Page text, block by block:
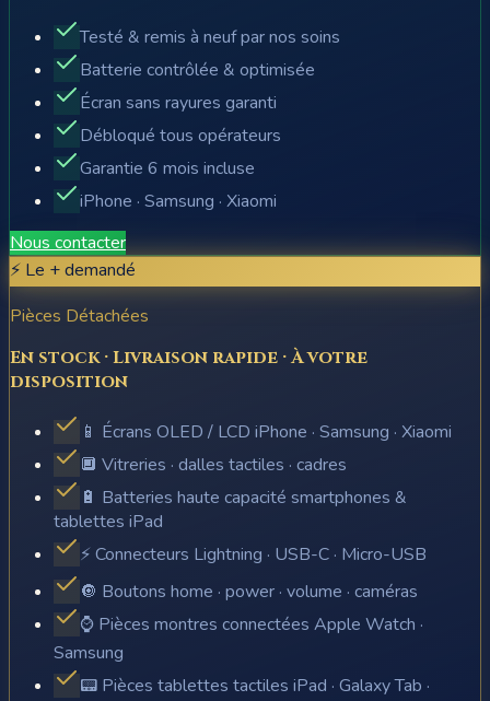
Testé & remis à neuf par nos soins
Batterie contrôlée & optimisée
Écran sans rayures garanti
Débloqué tous opérateurs
Garantie 6 mois incluse
iPhone · Samsung · Xiaomi
Nous contacter
⚡ Le + demandé
Pièces Détachées
En stock · Livraison rapide · À votre
disposition
📱 Écrans OLED / LCD iPhone · Samsung · Xiaomi
🔲 Vitreries · dalles tactiles · cadres
🔋 Batteries haute capacité smartphones &
tablettes iPad
⚡ Connecteurs Lightning · USB-C · Micro-USB
🔘 Boutons home · power · volume · caméras
⌚ Pièces montres connectées Apple Watch ·
Samsung
📟 Pièces tablettes tactiles iPad · Galaxy Tab ·